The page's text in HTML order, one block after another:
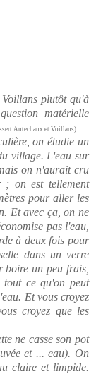
plutôt qu'à
matérielle
Autechaux et Voillans)
on étudie un
village. L'eau sur
on n'aurait cru
on est tellement
pour aller les
Et avec ça, on ne
pas l'eau,
à deux fois pour
dans un verre
un peu frais,
tout ce qu'on peut
Et vous croyez
croyez que les
ne casse son pot
et ... eau). On
claire et limpide.